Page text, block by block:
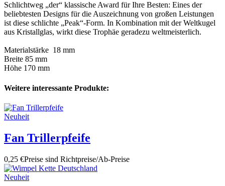
Schlichtweg „der“ klassische Award für Ihre Besten: Eines der
beliebtesten Designs für die Auszeichnung von großen Leistungen
ist diese schlichte „Peak“-Form. In Kombination mit der Weltkugel
aus Kristallglas, wirkt diese Trophäe geradezu weltmeisterlich.
Materialstärke 18 mm
Breite 85 mm
Höhe 170 mm
Weitere interessante Produkte:
Neuheit
Fan Trillerpfeife
0,25 €Preise sind Richtpreise/Ab-Preise
Neuheit